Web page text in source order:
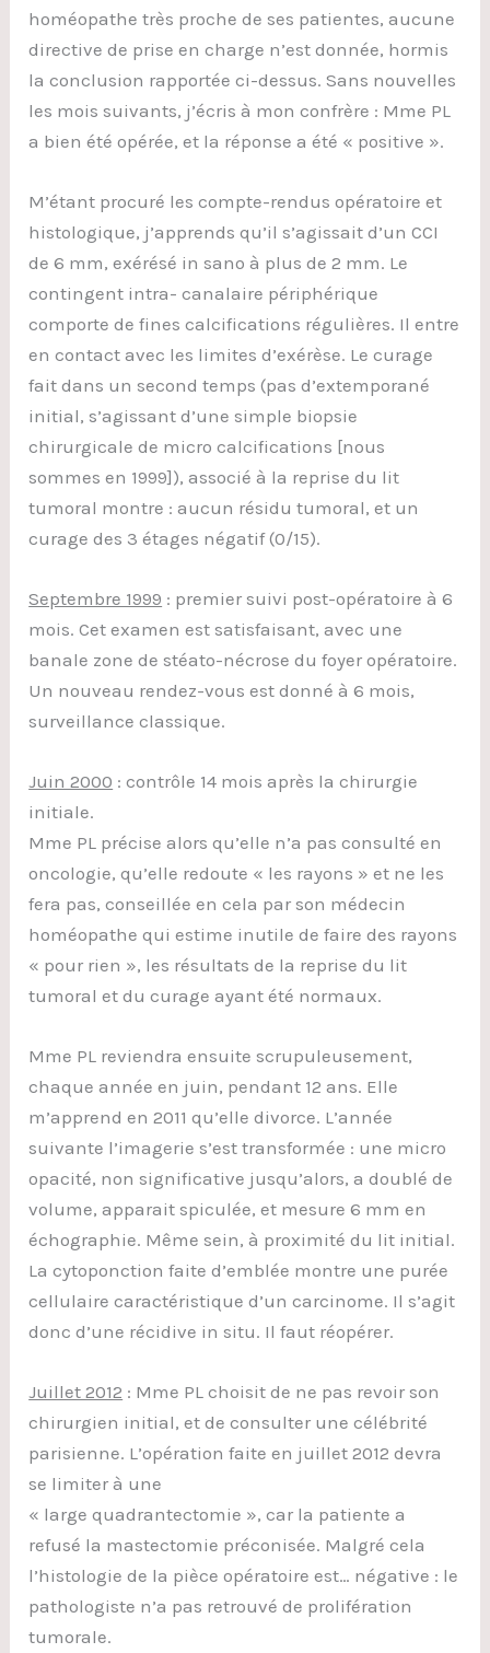
homéopathe très proche de ses patientes, aucune
directive de prise en charge n’est donnée, hormis
la conclusion rapportée ci-dessus. Sans nouvelles
les mois suivants, j’écris à mon confrère : Mme PL
a bien été opérée, et la réponse a été « positive ».
M’étant procuré les compte-rendus opératoire et
histologique, j’apprends qu’il s’agissait d’un CCI
de 6 mm, exérésé in sano à plus de 2 mm. Le
contingent intra- canalaire périphérique
comporte de fines calcifications régulières. Il entre
en contact avec les limites d’exérèse. Le curage
fait dans un second temps (pas d’extemporané
initial, s’agissant d’une simple biopsie
chirurgicale de micro calcifications [nous
sommes en 1999]), associé à la reprise du lit
tumoral montre : aucun résidu tumoral, et un
curage des 3 étages négatif (0/15).
Septembre 1999 : premier suivi post-opératoire à 6
mois. Cet examen est satisfaisant, avec une
banale zone de stéato-nécrose du foyer opératoire.
Un nouveau rendez-vous est donné à 6 mois,
surveillance classique.
Juin 2000 : contrôle 14 mois après la chirurgie
initiale.
Mme PL précise alors qu’elle n’a pas consulté en
oncologie, qu’elle redoute « les rayons » et ne les
fera pas, conseillée en cela par son médecin
homéopathe qui estime inutile de faire des rayons
« pour rien », les résultats de la reprise du lit
tumoral et du curage ayant été normaux.
Mme PL reviendra ensuite scrupuleusement,
chaque année en juin, pendant 12 ans. Elle
m’apprend en 2011 qu’elle divorce. L’année
suivante l’imagerie s’est transformée : une micro
opacité, non significative jusqu’alors, a doublé de
volume, apparait spiculée, et mesure 6 mm en
échographie. Même sein, à proximité du lit initial.
La cytoponction faite d’emblée montre une purée
cellulaire caractéristique d’un carcinome. Il s’agit
donc d’une récidive in situ. Il faut réopérer.
Juillet 2012 : Mme PL choisit de ne pas revoir son
chirurgien initial, et de consulter une célébrité
parisienne. L’opération faite en juillet 2012 devra
se limiter à une
« large quadrantectomie », car la patiente a
refusé la mastectomie préconisée. Malgré cela
l’histologie de la pièce opératoire est… négative : le
pathologiste n’a pas retrouvé de prolifération
tumorale.